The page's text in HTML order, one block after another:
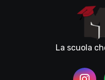
La scuola